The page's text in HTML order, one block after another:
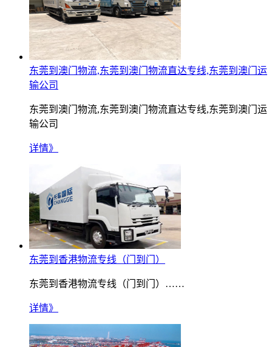
东莞到澳门物流,东莞到澳门物流直达专线,东莞到澳门运
输公司
东莞到澳门物流,东莞到澳门物流直达专线,东莞到澳门运
输公司
详情》
东莞到香港物流专线（门到门）
东莞到香港物流专线（门到门）……
详情》